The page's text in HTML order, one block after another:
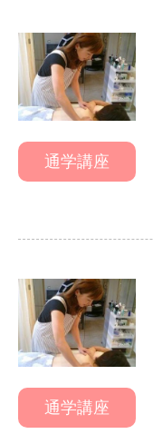
通学講座
通学講座